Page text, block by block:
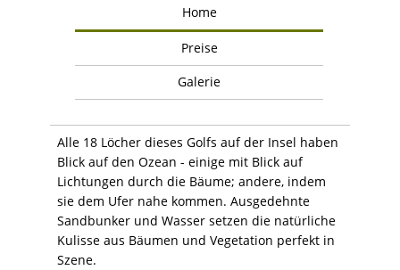
Home
Preise
Galerie
Alle 18 Löcher dieses Golfs auf der Insel haben
Blick auf den Ozean - einige mit Blick auf
Lichtungen durch die Bäume; andere, indem
sie dem Ufer nahe kommen. Ausgedehnte
Sandbunker und Wasser setzen die natürliche
Kulisse aus Bäumen und Vegetation perfekt in
Szene.